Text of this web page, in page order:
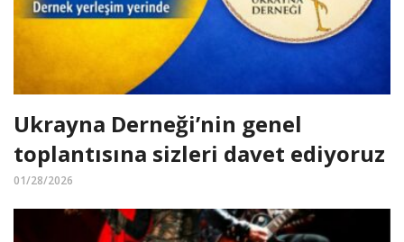
Ukrayna Derneği’nin genel
toplantısına sizleri davet ediyoruz
01/28/2026